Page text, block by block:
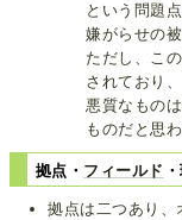
という問題
嫌がらせの
ただし、こ
されており、
悪質なもの
ものだと思わ
拠点・ フィールド
拠点は二つあり、